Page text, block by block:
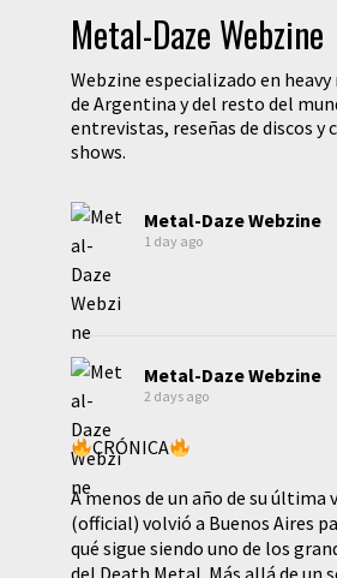
Metal-Daze Webzine
Webzine especializado en
de Argentina y del resto del
entrevistas, reseñas de discos y
shows.
Metal-Daze Webzine
1 day ago
Metal-Daze Webzine
2 days ago
CRÓNICA
A menos de un año de su última
(official) volvió a Buenos Aires
qué sigue siendo uno de los
del Death Metal. Más allá de un